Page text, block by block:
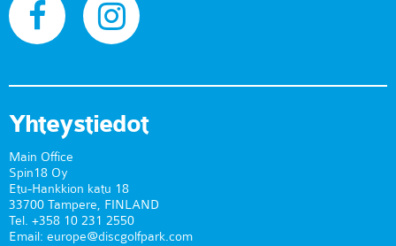
Yhteystiedot
Main Office
Spin18 Oy
Etu-Hankkion katu 18
33700 Tampere, FINLAND
Tel. +358 10 231 2550
Email: europe@discgolfpark.com